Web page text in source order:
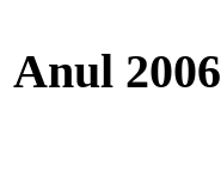
Anul 2006